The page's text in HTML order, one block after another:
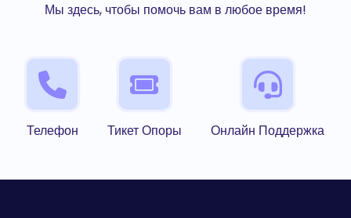
Мы здесь, чтобы помочь вам в любое время!
Телефон Тикет Опоры Онлайн Поддержка